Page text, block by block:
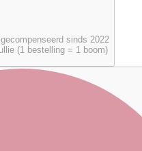
sinds 2022
(1 bestelling = 1 boom)